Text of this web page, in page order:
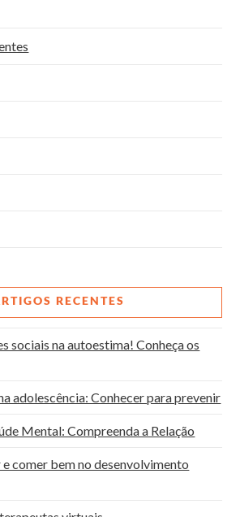
RECENTES
sociais na autoestima! Conheça os
adolescência: Conhecer para prevenir
Mental: Compreenda a Relação
comer bem no desenvolvimento